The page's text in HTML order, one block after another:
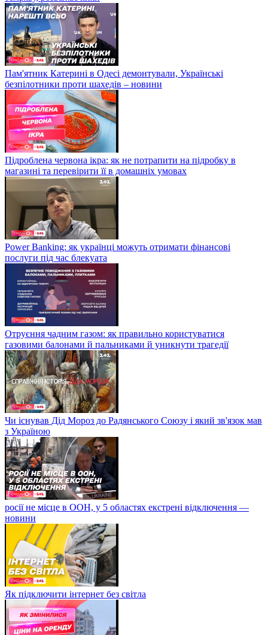
Пам'ятник Катерині в Одесі демонтували, Українські
безпілотники проти шахедів – новини
Підроблена червона ікра: як не потрапити на підробку в
магазині та перевірити її в домашніх умовах
Power Banking: як українці можуть отримати фінансові
послуги під час блекуата
Отруєння чадним газом: як правильно користуватися
газовими балонами й пальниками й уникнути трагедії
Чи існував Дід Мороз до Радянського Союзу і який зв'язок мав
з Україною
росії не місце в ООН, у 5 областях екстрені відключення —
новини
Як підключити інтернет без світла